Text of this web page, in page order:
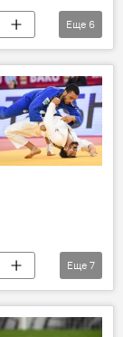
Еще 6
Еще 7